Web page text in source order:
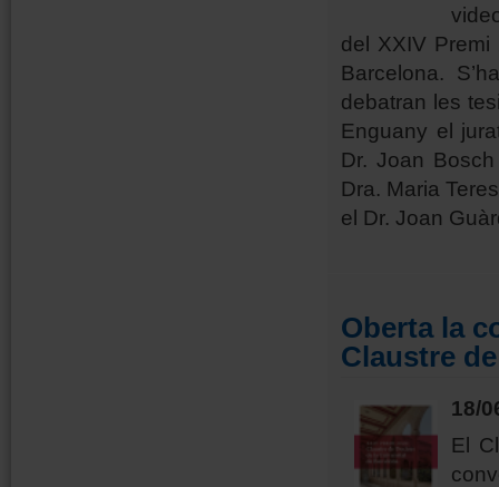
del XXIV
Barcelona.
debatran les
Enguany el
Dr. Joan
Dra. Maria
el Dr. Joan
Oberta la
Claustre
18/
El